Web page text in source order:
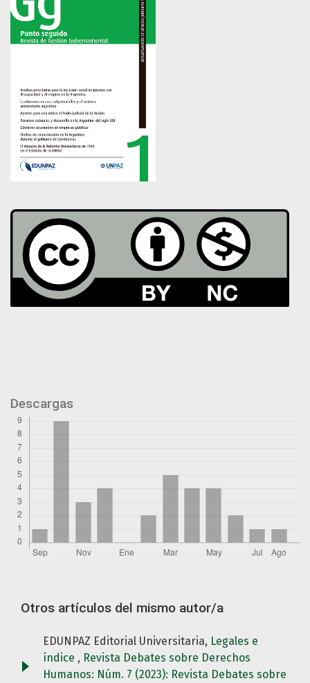
Descargas
Otros artículos del mismo autor/a
EDUNPAZ Editorial Universitaria, Legales e
índice , Revista Debates sobre Derechos
Humanos: Núm. 7 (2023): Revista Debates sobre